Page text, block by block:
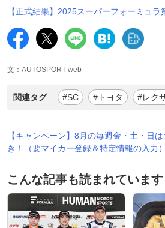
【正式結果】2025スーパーフォーミュラ
文：AUTOSPORT web
関連タグ #SC #トヨタ #レク
【キャンペーン】8月の毎週金・土・日
き！（要マイカー登録＆特定情報の入力）
こんな記事も読まれています